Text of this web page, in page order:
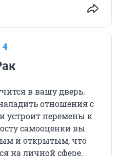
4
в вашу дверь.
отношения с
перемены к
самооценки вы
и открытым, что
на личной сфере.